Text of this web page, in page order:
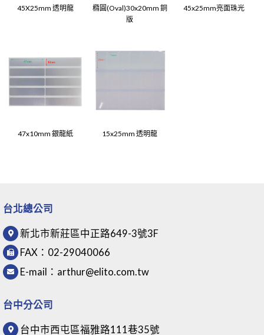
45X25mm 透明龍
橢圓(Oval)30x20mm 銅
版
45x25mm亮面珠光
47x10mm 銀龍紙 15x25mm 透明龍
台北總公司
新北市新莊區中正路649-3號3F
FAX： 02-29040066
E-mail： arthur@elito.com.tw
台中分公司
台中市西屯區福雅路111巷35號